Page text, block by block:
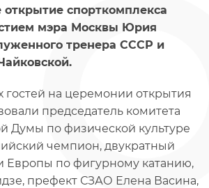
открытие спорткомплекса
мэра Москвы Юрия
тренера СССР и
гостей на церемонии открытия
председатель комитета
Думы по физической культуре
чемпион, двукратный
Европы по фигурному катанию,
префект СЗАО Елена Васина,